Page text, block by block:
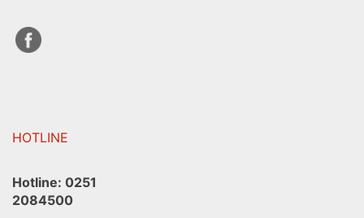
HOTLINE
Hotline: 0251
2084500